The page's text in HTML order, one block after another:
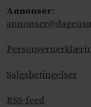
Annonser:
Salgsbetingelser
RSS-feed